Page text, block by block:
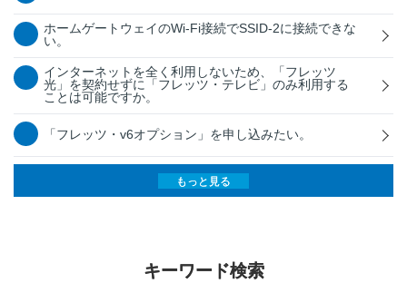
ホームゲートウェイのWi-Fi接続でSSID-2に接続できな
い。
インターネットを全く利用しないため、「フレッツ
光」を契約せずに「フレッツ・テレビ」のみ利用する
ことは可能ですか。
「フレッツ・v6オプション」を申し込みたい。
もっと見る
キーワード検索